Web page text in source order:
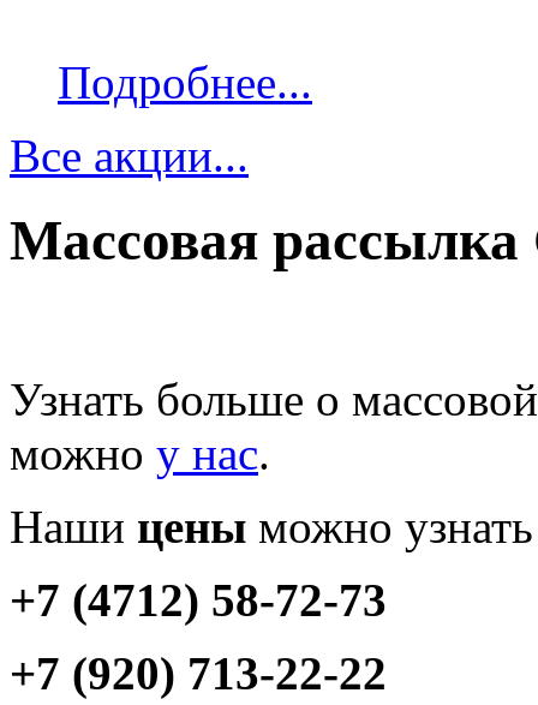
Подробнее...
Все акции...
Массовая
Узнать больше о
можно у нас.
Наши цены можно
+7 (4712) 58-72-73
+7 (920) 713-22-22